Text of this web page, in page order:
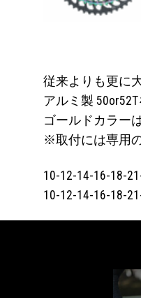
従来よりも更に
アルミ製
ゴールドカラー
※取付には専用
10-12-14-16-18-
10-12-14-16-18-